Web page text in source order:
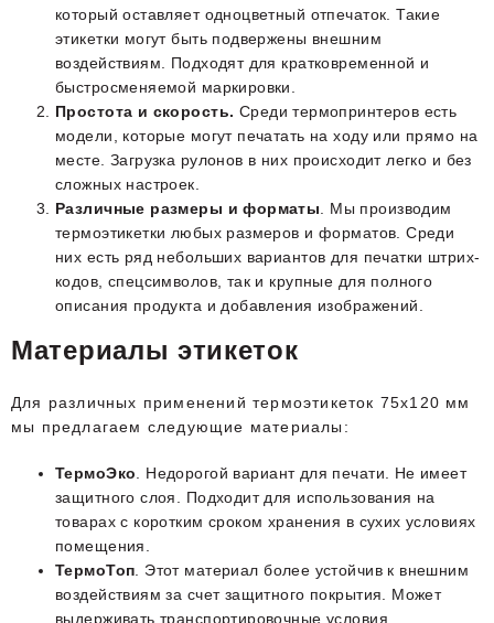
который оставляет одноцветный отпечаток. Такие
этикетки могут быть подвержены внешним
воздействиям. Подходят для кратковременной и
быстросменяемой маркировки.
Простота и скорость. Среди термопринтеров есть
модели, которые могут печатать на ходу или прямо на
месте. Загрузка рулонов в них происходит легко и без
сложных настроек.
Различные размеры и форматы . Мы производим
термоэтикетки любых размеров и форматов. Среди
них есть ряд небольших вариантов для печатки штрих-
кодов, спецсимволов, так и крупные для полного
описания продукта и добавления изображений.
Материалы этикеток
Для различных применений термоэтикеток 75х120 мм
мы предлагаем следующие материалы:
ТермоЭко . Недорогой вариант для печати. Не имеет
защитного слоя. Подходит для использования на
товарах с коротким сроком хранения в сухих условиях
помещения.
ТермоТоп . Этот материал более устойчив к внешним
воздействиям за счет защитного покрытия. Может
выдерживать транспортировочные условия,